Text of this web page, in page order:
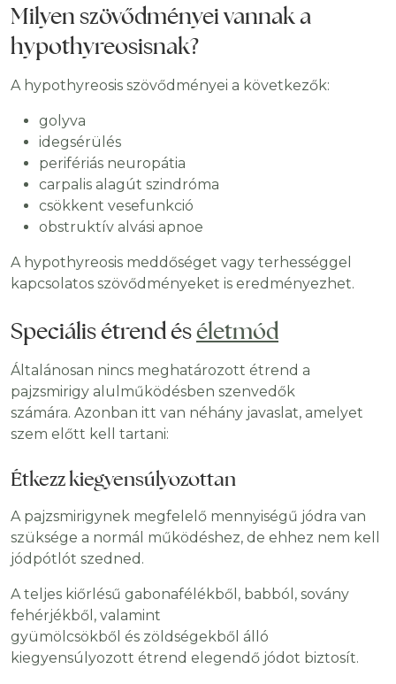
Milyen szövődményei vannak a
hypothyreosisnak?
A hypothyreosis szövődményei a következők:
golyva
idegsérülés
perifériás neuropátia
carpalis alagút szindróma
csökkent vesefunkció
obstruktív alvási apnoe
A hypothyreosis meddőséget vagy terhességgel
kapcsolatos szövődményeket is eredményezhet.
Speciális étrend éséletmód
Általánosan nincs meghatározott étrend a
pajzsmirigy alulműködésben szenvedők
számára. Azonban itt van néhány javaslat, amelyet
szem előtt kell tartani:
Étkezz kiegyensúlyozottan
A pajzsmirigynek megfelelő mennyiségű jódra van
szüksége a normál működéshez, de ehhez nem kell
jódpótlót szedned.
A teljes kiőrlésű gabonafélékből, babból, sovány
fehérjékből, valamint
gyümölcsökből és zöldségekből álló
kiegyensúlyozott étrend elegendő jódot biztosít.